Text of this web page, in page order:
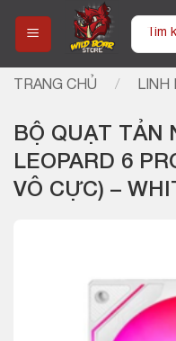
content
Tìm
TRANG CHỦ / LINH
BỘ QUẠT TẢN
LEOPARD 6
VÔ CỰC) –